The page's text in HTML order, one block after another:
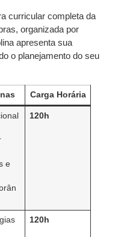
curricular completa da
organizada por
apresenta sua
o planejamento do seu
Carga Horária
e
120h
120h